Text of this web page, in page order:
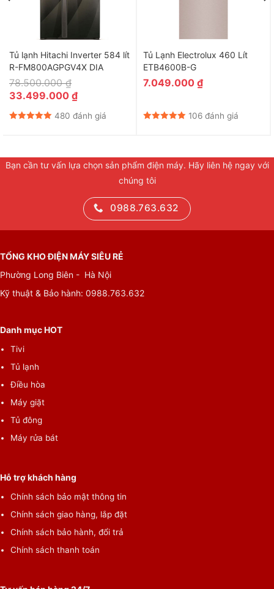
Tủ lạnh Hitachi Inverter 584 lít
R-FM800AGPGV4X DIA
78.500.000₫
Giá
là:
33.499.000 ₫
480 đánh giá
Tủ Lạnh Electrolux 460 Lít
ETB4600B-G
7.049.000 ₫
106 đánh giá
Bạn cần tư vấn lựa chọn sản phẩm điện máy. Hãy liên hệ ngay với
chúng tôi
0988.763.632
TỔNG KHO ĐIỆN MÁY SIÊU RẺ
Phường Long Biên - Hà Nội
Kỹ thuật & Bảo hành: 0988.763.632
Danh mục HOT
Tivi
Tủ lạnh
Điều hòa
Máy giặt
Tủ đông
Máy rửa bát
Hỗ trợ khách hàng
Chính sách bảo mật thông tin
Chính sách giao hàng, lắp đặt
Chính sách bảo hành, đổi trả
Chính sách thanh toán